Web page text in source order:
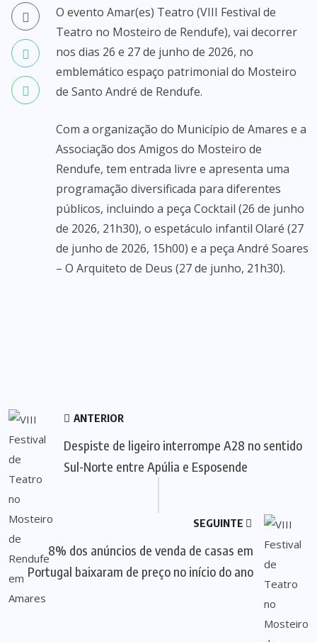
O evento Amar(es) Teatro (VIII Festival de
Teatro no Mosteiro de Rendufe), vai decorrer
nos dias 26 e 27 de junho de 2026, no
emblemático espaço patrimonial do Mosteiro
de Santo André de Rendufe.
Com a organização do Município de Amares e a
Associação dos Amigos do Mosteiro de
Rendufe, tem entrada livre e apresenta uma
programação diversificada para diferentes
públicos, incluindo a peça Cocktail (26 de junho
de 2026, 21h30), o espetáculo infantil Olaré (27
de junho de 2026, 15h00) e a peça André Soares
– O Arquiteto de Deus (27 de junho, 21h30).
ANTERIOR
Despiste de ligeiro interrompe A28 no sentido
Sul-Norte entre Apúlia e Esposende
SEGUINTE
8% dos anúncios de venda de casas em
Portugal baixaram de preço no início do ano